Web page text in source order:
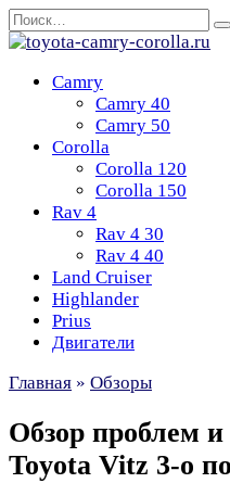
Перейти
к
Search
for:
Camry
Camry 40
Camry 50
Corolla
Corolla 120
Corolla 150
Rav 4
Rav 4 30
Rav 4 40
Land Cruiser
Highlander
Prius
Двигатели
Главная » Обзоры
Обзор проблем
Toyota Vitz 3-о